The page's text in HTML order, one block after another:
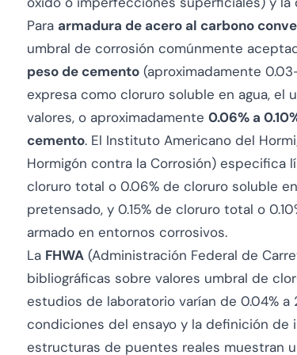
Para armadura de acero al carbono
umbral de corrosión comúnmente
peso de cemento (aproximadamente
expresa como cloruro soluble en agua,
valores, o aproximadamente 0.06% a
cemento. El Instituto Americano del
Hormigón contra la Corrosión) especifica
cloruro total o 0.06% de cloruro soluble
pretensado, y 0.15% de cloruro total o
armado en entornos corrosivos.
La FHWA (Administración Federal de
bibliográficas sobre valores umbral de
estudios de laboratorio varían de 0.04%
condiciones del ensayo y la definición
estructuras de puentes reales muestran